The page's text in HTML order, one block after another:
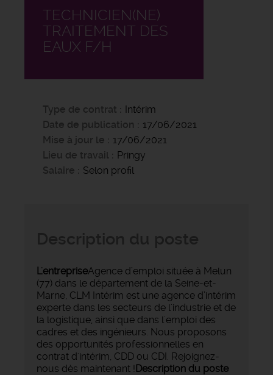
TECHNICIEN(NE)
TRAITEMENT DES
EAUX F/H
Type de contrat
Intérim
Date de publication
17/06/2021
Mise à jour le
17/06/2021
Lieu de travail
Pringy
Salaire
Selon profil
L'entrepriseAgence d’emploi située à Melun
(77) dans le département de la Seine-et-
Marne, CLM Intérim est une agence d’intérim
experte dans les secteurs de l'industrie et de
la logistique, ainsi que dans l'emploi des
cadres et des ingénieurs. Nous proposons
des opportunités professionnelles en
contrat d'intérim, CDD ou CDI. Rejoignez-
nous dès maintenant ! Description du poste